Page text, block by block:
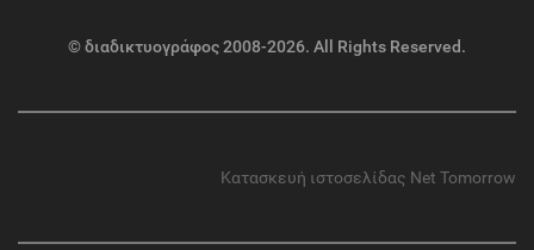
©διαδικτυογράφος2008-2026. All Rights Reserved.
Κατασκευή ιστοσελίδας Net Tomorrow